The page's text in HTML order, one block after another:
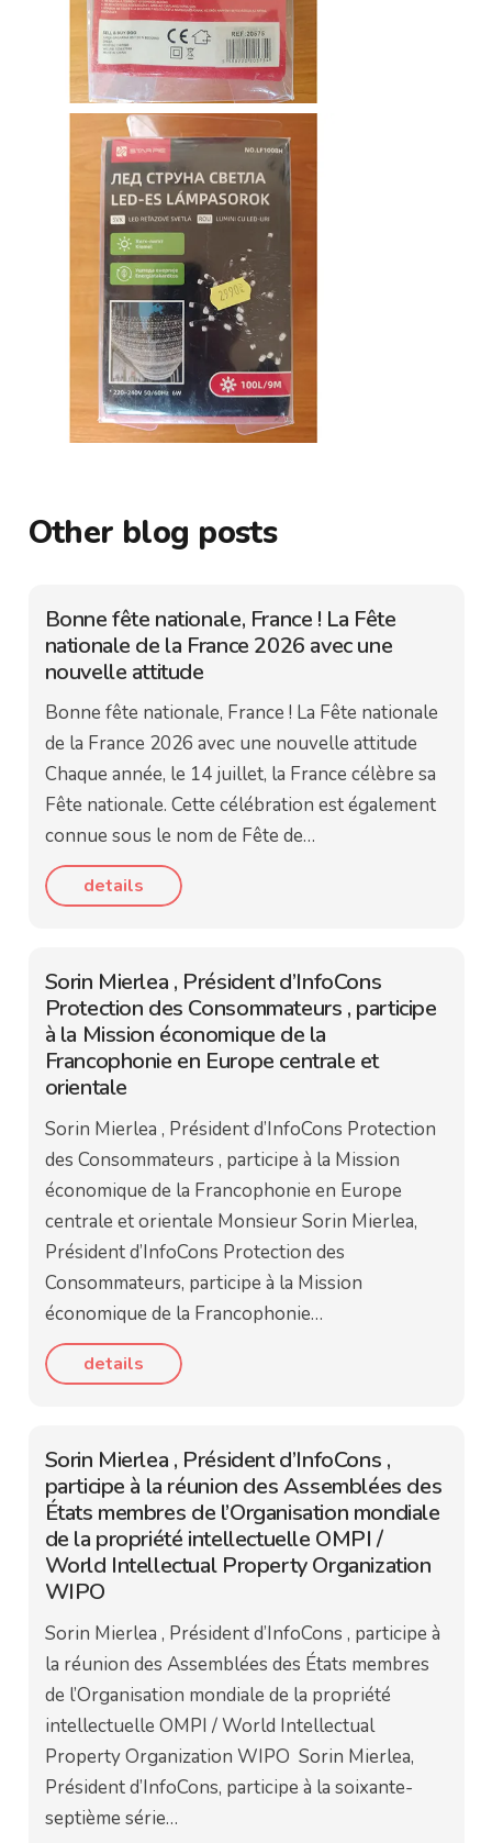
Other blog posts
Bonne fête nationale, France ! La Fête
nationale de la France 2026 avec une
nouvelle attitude
Bonne fête nationale, France ! La Fête nationale
de la France 2026 avec une nouvelle attitude
Chaque année, le 14 juillet, la France célèbre sa
Fête nationale. Cette célébration est également
connue sous le nom de Fête de…
details
Sorin Mierlea , Président d’InfoCons
Protection des Consommateurs , participe
à la Mission économique de la
Francophonie en Europe centrale et
orientale
Sorin Mierlea , Président d’InfoCons Protection
des Consommateurs , participe à la Mission
économique de la Francophonie en Europe
centrale et orientale Monsieur Sorin Mierlea,
Président d’InfoCons Protection des
Consommateurs, participe à la Mission
économique de la Francophonie…
details
Sorin Mierlea , Président d’InfoCons ,
participe à la réunion des Assemblées des
États membres de l’Organisation mondiale
de la propriété intellectuelle OMPI /
World Intellectual Property Organization
WIPO
Sorin Mierlea , Président d’InfoCons , participe à
la réunion des Assemblées des États membres
de l’Organisation mondiale de la propriété
intellectuelle OMPI / World Intellectual
Property Organization WIPO Sorin Mierlea,
Président d’InfoCons, participe à la soixante-
septième série…